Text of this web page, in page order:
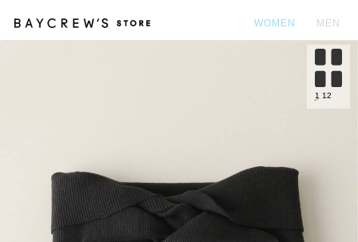
WOMEN MEN
1 12